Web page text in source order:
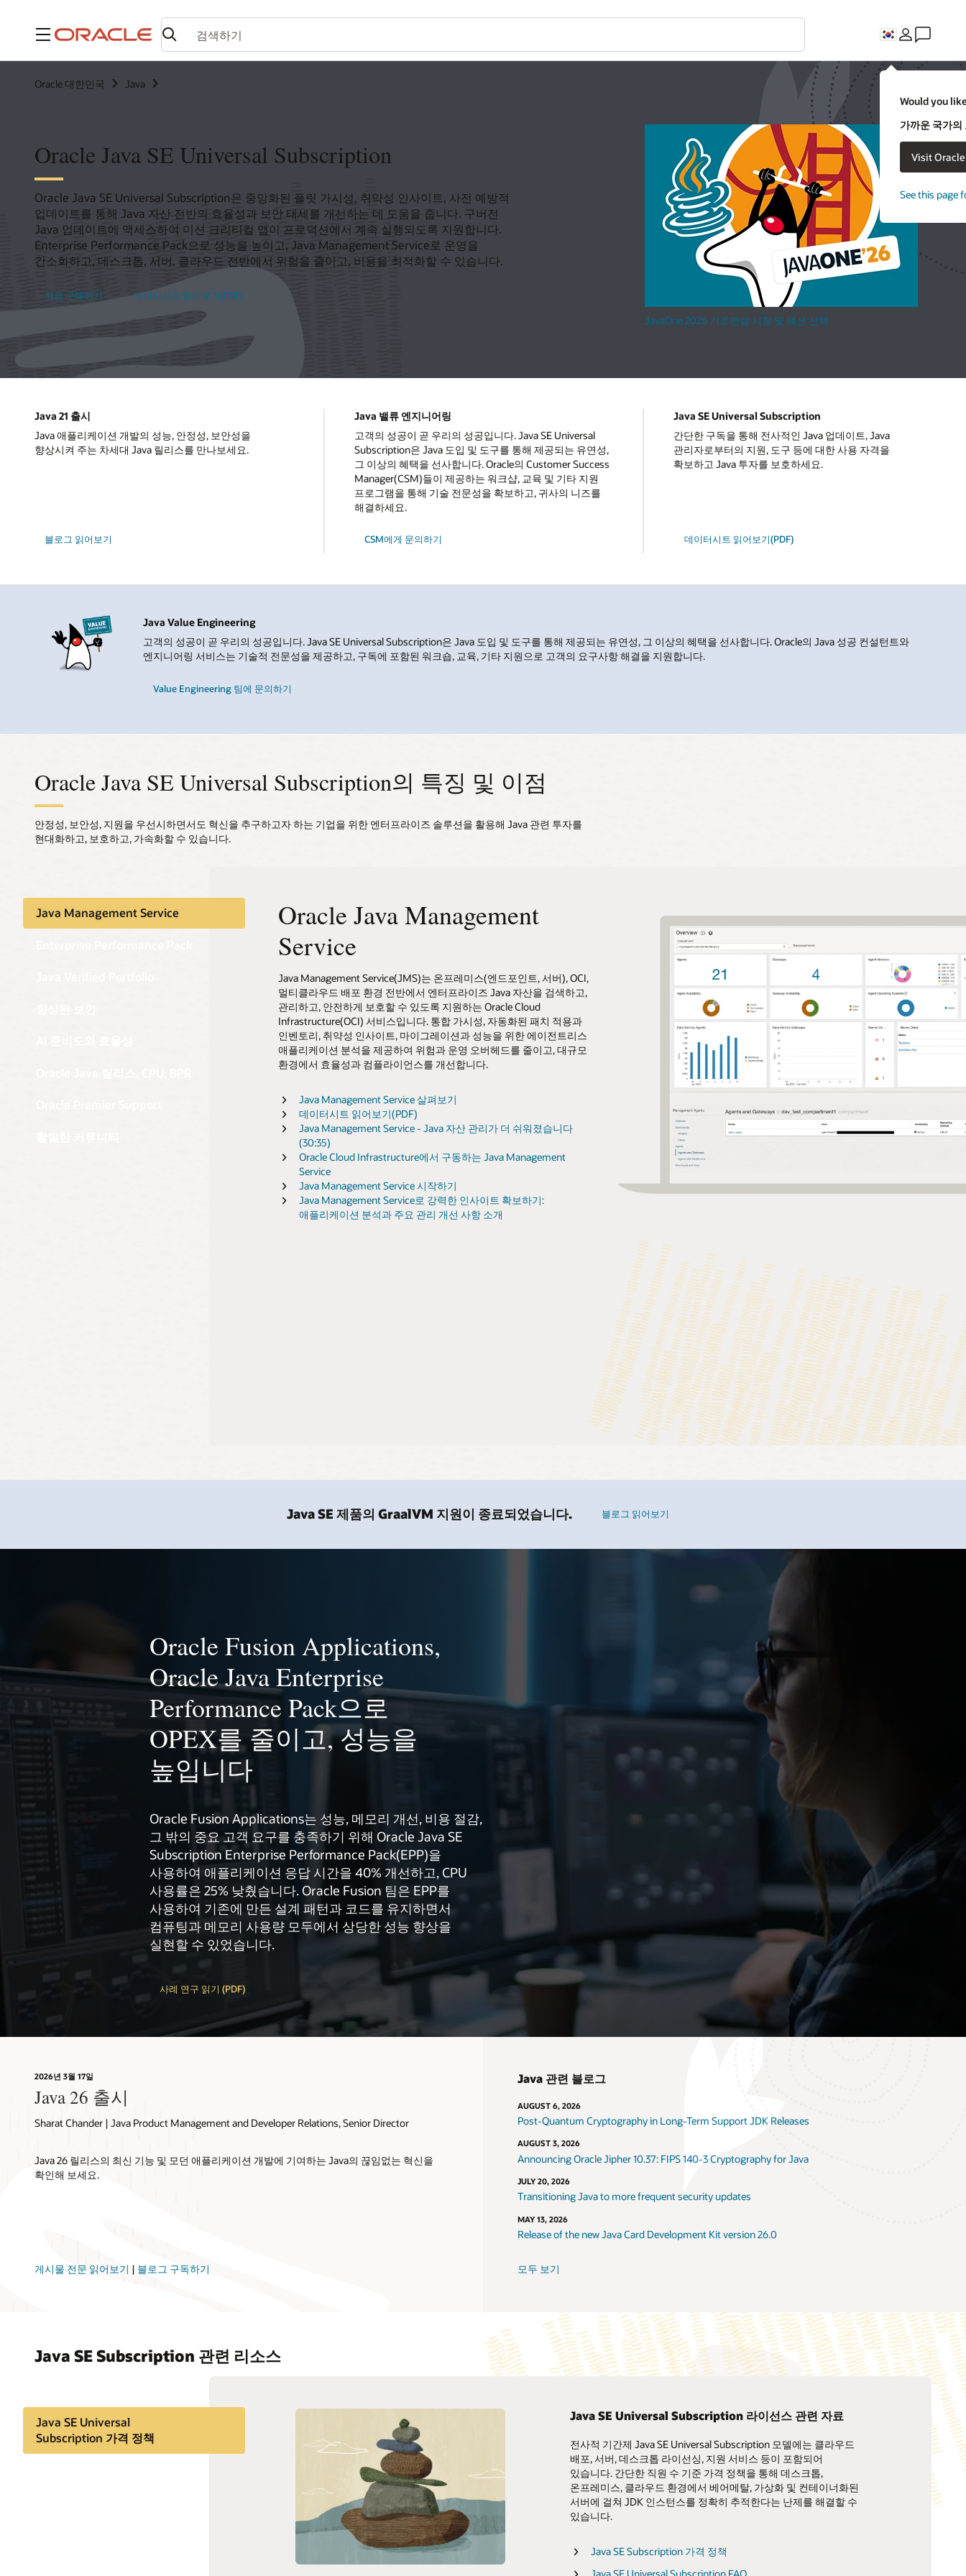
메뉴
Would you
가까운 국가의
Visit
See this page
Oracle 대한민국 Java
Oracle Java SE Universal Subscription
Oracle Java SE Universal Subscription은 중앙화된 플릿 가시성, 취약성 인사이트, 사전 예방적
업데이트를 통해 Java 자산 전반의 효율성과 보안 태세를 개선하는 데 도움을 줍니다. 구버전
Java 업데이트에 액세스하여 미션 크리티컬 앱이 프로덕션에서 계속 실행되도록 지원합니다.
Enterprise Performance Pack으로 성능을 높이고, Java Management Service로 운영을
간소화하고, 데스크톱, 서버, 클라우드 전반에서 위험을 줄이고, 비용을 최적화할 수 있습니다.
지금 구매하기 데이터시트 읽어보기(PDF)
JavaOne 2026 기조연설 시청 및 세션 선택
Java 21 출시
Java 애플리케이션 개발의 성능, 안정성, 보안성을
향상시켜 주는 차세대 Java 릴리스를 만나보세요.
블로그 읽어보기
Java 밸류 엔지니어링
고객의 성공이 곧 우리의 성공입니다. Java SE Universal
Subscription은 Java 도입 및 도구를 통해 제공되는 유연성,
그 이상의 혜택을 선사합니다. Oracle의 Customer Success
Manager(CSM)들이 제공하는 워크샵, 교육 및 기타 지원
프로그램을 통해 기술 전문성을 확보하고, 귀사의 니즈를
해결하세요.
CSM에게 문의하기
Java SE Universal Subscription
간단한 구독을 통해 전사적인 Java 업데이트, Java
관리자로부터의 지원, 도구 등에 대한 사용 자격을
확보하고 Java 투자를 보호하세요.
데이터시트 읽어보기(PDF)
Java Value Engineering
고객의 성공이 곧 우리의 성공입니다. Java SE Universal Subscription은 Java 도입 및 도구를 통해 제공되는 유연성, 그 이상의 혜택을 선사합니다. Oracle의 Java 성공 컨설턴트와
엔지니어링 서비스는 기술적 전문성을 제공하고, 구독에 포함된 워크숍, 교육, 기타 지원으로 고객의 요구사항 해결을 지원합니다.
Value Engineering 팀에 문의하기
Oracle Java SE Universal Subscription의 특징 및 이점
안정성, 보안성, 지원을 우선시하면서도 혁신을 추구하고자 하는 기업을 위한 엔터프라이즈 솔루션을 활용해 Java 관련 투자를
현대화하고, 보호하고, 가속화할 수 있습니다.
Java Management Service
Oracle Java Management
Service
Java Management Service(JMS)는 온프레미스(엔드포인트, 서버), OCI,
멀티클라우드 배포 환경 전반에서 엔터프라이즈 Java 자산을 검색하고,
관리하고, 안전하게 보호할 수 있도록 지원하는 Oracle Cloud
Infrastructure(OCI) 서비스입니다. 통합 가시성, 자동화된 패치 적용과
인벤토리, 취약성 인사이트, 마이그레이션과 성능을 위한 에이전트리스
애플리케이션 분석을 제공하여 위험과 운영 오버헤드를 줄이고, 대규모
환경에서 효율성과 컴플라이언스를 개선합니다.
Java Management Service 살펴보기
데이터시트 읽어보기(PDF)
Java Management Service - Java 자산 관리가 더 쉬워졌습니다
(30:35)
Oracle Cloud Infrastructure에서 구동하는 Java Management
Service
Java Management Service 시작하기
Java Management Service로 강력한 인사이트 확보하기:
애플리케이션 분석과 주요 관리 개선 사항 소개
사례 연구:Oracle Fusion용 Oracle Java Enterprise Performance Pack(PDF)
온디맨드 웨비나: JDK 17 성능을 JDK 8 워크로드에 적용하기
설명서:Oracle Java SE Subscription Enterprise Performance Pack
블로그: Java Enterprise Performance Pack(EPP) 만나보기
블로그:Java SE Subscription Enterprise Performance Pack 소개
블로그:Oracle Java Verified Portfolio 발표 및 JavaFX 상용 지원 재도입
Java Verified Portfolio 지원 구성요소는 다음과 같습니다.
JavaFX
Helidon
Visual Studio Code용 Java Platform Extension
향상된 보안
Java 자산 전반에서 중앙화된 가시성, 실행 가능한 인사이트, 적시
Subscription은 데스크톱, 서버, 클라우드 전반에서 위험을 식별하고,
개선 조치의 우선순위를 정하고, 미션 크리티컬 시스템을 최신 상태로
유지함과 더불어 규제 준수 및 정책 정렬을 지원합니다. 전문가 문제
해결, 실행 가능한 가이드, 애플리케이션 보호 팁으로 엔터프라이즈
Java를 최적화하세요. 적절한 암호화를 구성하고, 보안 설정을 적용하고,
Java를 최신 상태로 유지하는 방법을 살펴보세요.
감지로 노출 영역을
파악합니다.
타사 라이브러리에 대한 CVE
인사이트로 취약성을
평가합니다.
Crypto Event Analysis로
취약하거나 더 이상 사용되지
않는 알고리즘이 장애를
일으키기 전에 플래그를
있습니다.
거버넌스와 컴플라이언스 준비
Java Migration Analysis
안전하게 전환할 경로를 계획할
수 있습니다.
트리아지 지원으로 Java
신뢰할 수 있으며 데스크톱, 서버, 컨테이너, 클라우드 전반에서 완전하게 지원되는 Oracle Java.
오래 운영되는 서비스를 AI 지원 상태로 유지할 수 있도록 지원되는 구버전 JDK 업데이트에 액세스할 수 있습니다.
코드 변경 없이 Java 8 성능을 향상시키는 Enterprise Performance Pack.
AI 서비스의 처리량을 개선하고, 지연 시간을 줄이기 위한 JVM 성능 인사이트와 튜닝.
기준을 표준화하고, 운영 부담을 줄이기 위한 통합 플릿 관리.
Vector API, FFM 등 새로운 Java 기능의 도입을 계획할 수 있는 예측 가능한 릴리스 주기.
AI 지원 서비스의 안정성과 복원력을 유지하는 데 도움이 되는 연중무휴 24시간 Premier Support 및 트리아지.
지원되는 장기 지원(LTS) 버전과 비LTS 버전에 대해 광범위하고 지속적으로 테스트된 Oracle JDK 업데이트 활용.
예측 가능한 주기에 따라 취약성과 안정성 문제를 해결하는 데 도움이 되는 분기별 CPU.
BPR이 분기별 업데이트 사이에 발생하는 대상 고객 이슈에 대한 긴급 수정 사항 제공.
허용적 라이선스 기간 이후에도 구버전 JDK의 프로덕션 사용 및 업데이트 지속.
Java Management Service를 통한 중앙화된 다운로드 및 정책 제어 배포.
업데이트 상태와 버전 거버넌스를 추적하는 감사 대응 보고.
문제 해결 속도를 높이는 Premier Support와 트리아지.
Oracle Java SE 지원 로드맵
중요 패치 업데이트, 보안 경보, 게시판
Oracle Java 전문가들에 의한 연중무휴, 24시간 지원 제공.
타사 라이브러리와 런타임을 포함한 전체 Java 포트폴리오에 대한 트리아지 지원.
분기별 업데이트 사이의 긴급 이슈에 대해 Bundled Patch Releases(BPR)로 더 빠른 픽스 제공.
반복 사고를 방지하는 데 도움이 되는 가이드, 모범 사례, 근본 원인 분석.
정책, 감사, 컴플라이언스 요구사항에 부합하는 업데이트 지원.
광범위한 회귀 테스트가 뒷받침하는 폭넓은 플랫폼 적용 범위.
구독 가치를 극대화하는 선택적 성공 프로그램과 워크숍.
My Oracle Support 액세스
Customer Success Manager에게 문의하기
OpenJDK 리더십과 플랫폼 발전을 위한 지속적인 투자.
Java의 미래를 이끌어나가는 Java Community Process(JCP) 같은 표준 리더십, 참여, 지원.
JavaOne을 비롯한 글로벌 개발자 프로그램과 이벤트.
개발자 허브 및 콘텐츠: dev.java, inside.java, 블로그, 뉴스레터 등.
Oracle University: 역할 기반 Java 교육과 업계 공인 인증.
Oracle Academy: 전 세계 교육자와 학생을 위한 무료 학술 리소스.
learn.java: AP Computer Science 커리큘럼 지원을 포함한 단계별 학습 경로.
대규모 Java 품질을 뒷받침하는 광범위한 테스트 인프라와 엔지니어링 리소스.
전 세계 기업, 오픈 소스 프로젝트, 사용자 그룹과 함께하는 협력 에코시스템.
: Java Platform, Standard Edition, 관련 프로젝트의 오픈 소스 구현을 위해 협업하는 장소
: Java 기술의 표준 기술 사양을 개발하는 메커니즘
Java SE 제품의 GraalVM 지원이 종료되었습니다. 블로그 읽어보기
Oracle Fusion Applications,
Oracle Java Enterprise
Performance Pack으로
OPEX를 줄이고, 성능을
높입니다
Oracle Fusion Applications는 성능, 메모리 개선, 비용 절감,
그 밖의 중요 고객 요구를 충족하기 위해 Oracle Java SE
Subscription Enterprise Performance Pack(EPP)을
사용하여 애플리케이션 응답 시간을 40% 개선하고, CPU
사용률은 25% 낮췄습니다. Oracle Fusion 팀은 EPP를
사용하여 기존에 만든 설계 패턴과 코드를 유지하면서
컴퓨팅과 메모리 사용량 모두에서 상당한 성능 향상을
실현할 수 있었습니다.
사례 연구 읽기 (PDF)
2026년 3월 17일
Java 26 출시
Sharat Chander | Java Product Management and Developer Relations, Senior Director
Java 26 릴리스의 최신 기능 및 모던 애플리케이션 개발에 기여하는 Java의 끊임없는 혁신을
확인해 보세요.
게시물 전문 읽어보기 | 블로그 구독하기
Java 관련 블로그
AUGUST 6, 2026
Post-Quantum Cryptography in Long-Term Support JDK Releases
AUGUST 3, 2026
Announcing Oracle Jipher 10.37: FIPS 140-3 Cryptography for Java
JULY 20, 2026
Transitioning Java to more frequent security updates
MAY 13, 2026
Release of the new Java Card Development Kit version 26.0
모두 보기
Java SE Subscription 관련 리소스
Java SE Universal
Subscription 가격 정책
Java SE Universal Subscription 라이선스 관련 자료
전사적 기간제 Java SE Universal Subscription 모델에는 클라우드
배포, 서버, 데스크톱 라이선싱, 지원 서비스 등이 포함되어
있습니다. 간단한 직원 수 기준 가격 정책을 통해 데스크톱,
온프레미스, 클라우드 환경에서 베어메탈, 가상화 및 컨테이너화된
서버에 걸쳐 JDK 인스턴스를 정확히 추적한다는 난제를 해결할 수
있습니다.
Java SE Subscription 가격 정책
Java SE Universal Subscription
데이터시트(PDF)
Java SE Universal Subscription
설명서
Java Verified Portfolio
Java SE Universal Subscription FAQ
My Oracle Support
Oracle 지원 정책 및 관행
Customer Success Manager에게 문의하기
ops.java
Java YouTube 채널
X에서 @java 팔로우하기
LinkedIn에서 Java 팔로우하기
Inside Java 뉴스레터